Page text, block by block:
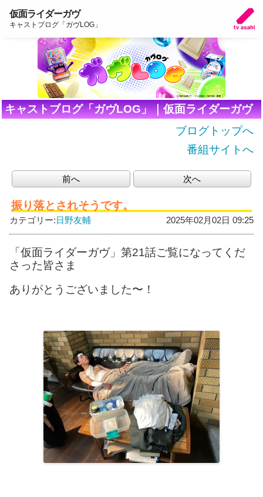
仮面ライダーガヴ
キャストブログ「ガヴLOG」
キャストブログ「ガヴLOG」｜仮面ライダーガヴ
ブログトップへ
番組サイトへ
前へ 次へ
振り落とされそうです。
カテゴリー:日野友輔 2025年02月02日 09:25
「仮面ライダーガヴ」第21話ご覧になってくだ
さった皆さま
ありがとうございました〜！